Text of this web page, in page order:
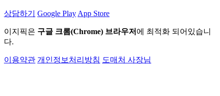
상담하기 Google Play App Store
이지픽은 구글 크롬(Chrome) 브라우저 에 최적화 되어있습니
다.
이용약관 개인정보처리방침 도매처 사장님